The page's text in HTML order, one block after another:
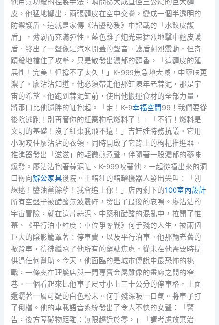
他用氣功般的捏製手法，瞬間擴大成直徑三公尺的巨大麵
皮。他猛地擲出，兩張麵皮在空中交疊，變成一個半透明的
防禦護盾。這就是家傳《沾醬秘笈》中記載的「水餃皮護
盾」，薄韌而充滿彈性。藍色離子炮光束猛烈地擊中麵皮護
盾，發出了一聲像是汽水開蓋的聲音。護盾劇烈震動，但奇
蹟般地擋住了攻擊，只是散發出濃郁的麵香。「這麵皮的延
展性！完美！但撐不了太久！」K-999焦急地大喊，中藥味更
濃了。廖沾沾知道，他必須帶走他那缸陳年老蒜泥，那是宇
宙的希望。他跑到蒜泥缸前，使出他搬運食材的全部力量，
將那口比他還胖的缸抱起。「走！K-9幸福空間99！我們要從
後院逃跑！別再管你的紅棗枸杞燃料了！」「不行！燃料是
文明的基礎！沒了紅棗我飛不遠！」吉娃娃特務抗議。它用
小嘴咬住廖沾沾的衣領，同時開啟了它背上的枸杞推進器。
推進器發出「滋滋」的輕微煎煮聲，伴隨著一股濃郁的蔘味
爆發。廖沾沾抱著蒜泥缸、K-999咬著他，一起從撞出來的洞
口衝向辦公家具後院。王醋狂的醋罐機器人發出尖叫：「別
想逃！醬油黨餘孽！我會追上你！」店內剩下的100室內設計
所有空盤子被醋酸氣波震碎，發出了最後的哀鳴。廖沾沾的
宇宙冒險，就在這片蒜泥、中藥和醋酸的混亂中，拉開了帷
幕。《平行泊車維度：車位爭奪戰》何手殘的人生，被兩個
巨大的陰影籠罩著：停車費，以及平行泊車。他那輛老舊的
掀背車，彷彿繼承了他所有的駕駛焦慮，從未在他需要時提
供過任何幫助。今天，他面臨的是城市傳說中最恐怖的挑
戰，一條夾在理髮店與一間專賣金屬雕像的畫廊之間的窄
巷。一個看起來比他車子尺寸小上三十公分的停車格，上面
還灑著一層可疑的白色粉末。何手殘深吸一口氣。將車子打
了倒檔。他的車載語音系統發出了令人不快的女聲：「警
告，後方障礙物距離：無限趨近於零。」「請考慮放棄治